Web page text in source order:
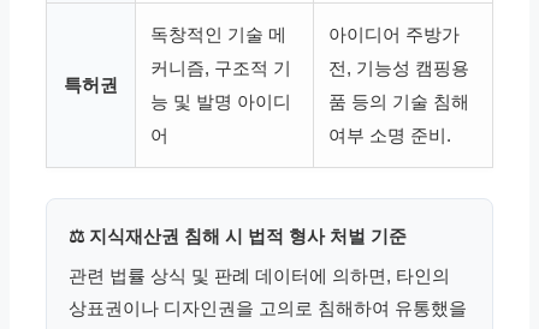
특허권
독창적인 기술 메
커니즘, 구조적 기
능 및 발명 아이디
어
아이디어 주방가
전, 기능성 캠핑용
품 등의 기술 침해
여부 소명 준비.
⚖ 지식재산권 침해 시 법적 형사 처벌 기준
관련 법률 상식 및 판례 데이터에 의하면, 타인의
상표권이나 디자인권을 고의로 침해하여 유통했을